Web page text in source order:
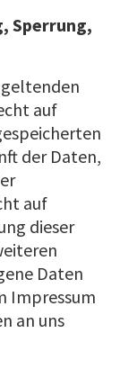
Sperrung,
auf
der Daten,
auf
dieser
Daten
Impressum
an uns